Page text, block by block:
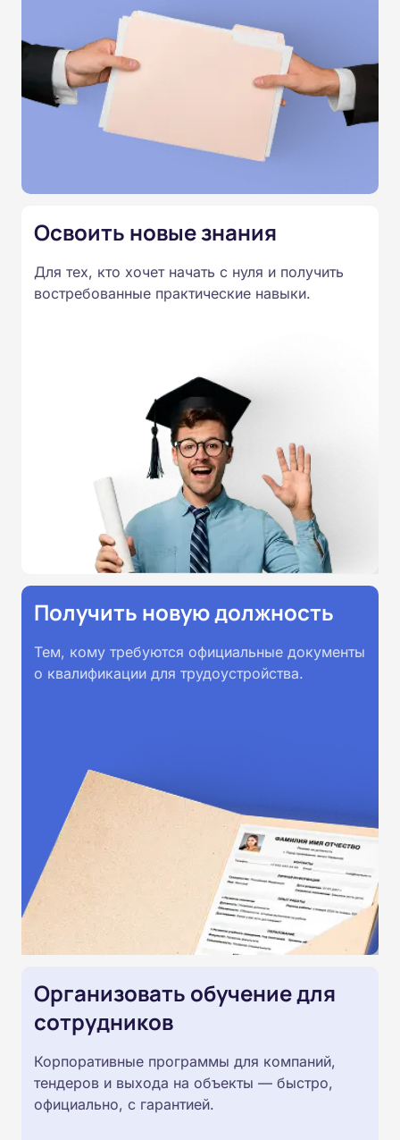
без практических занятий: все материалы
представлены в текстовом виде, без видеолекций
и без видеоконференций, поэтому вы можете
учиться удалённо в удобное для вас время. После
каждого модуля предусмотрены тесты, а итоговая
аттестация проводится онлайн. По завершении
курса выдаётся удостоверение установленного
образца.
Освоить новые знания
Для тех, кто хочет начать с нуля и получить
востребованные практические навыки.
Получить новую должность
Тем, кому требуются официальные документы
о квалификации для трудоустройства.
Организовать обучение для
сотрудников
Корпоративные программы для компаний,
тендеров и выхода на объекты — быстро,
официально, с гарантией.